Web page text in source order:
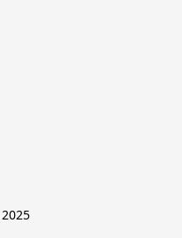
© Компот 2025